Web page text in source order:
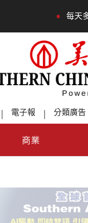
路，老少都受益 •
| 電子報 | 分類廣告
商業